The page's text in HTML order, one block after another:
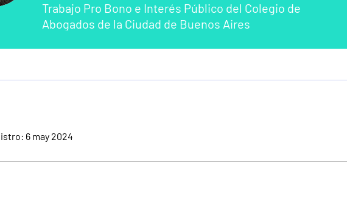
Trabajo Pro Bono e Interés Público del Colegio de
Abogados de la Ciudad de Buenos Aires
6 may 2024